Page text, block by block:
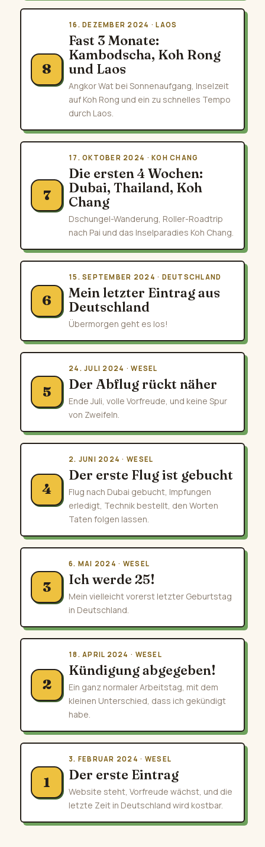
8
16. DEZEMBER 2024 · LAOS
Fast 3 Monate:
Kambodscha, Koh Rong
und Laos
Angkor Wat bei Sonnenaufgang, Inselzeit
auf Koh Rong und ein zu schnelles Tempo
durch Laos.
7
17. OKTOBER 2024 · KOH CHANG
Die ersten 4 Wochen:
Dubai, Thailand, Koh
Chang
Dschungel-Wanderung, Roller-Roadtrip
nach Pai und das Inselparadies Koh Chang.
6
15. SEPTEMBER 2024 · DEUTSCHLAND
Mein letzter Eintrag aus
Deutschland
Übermorgen geht es los!
5
24. JULI 2024 · WESEL
Der Abflug rückt näher
Ende Juli, volle Vorfreude, und keine Spur
von Zweifeln.
4
2. JUNI 2024 · WESEL
Der erste Flug ist gebucht
Flug nach Dubai gebucht, Impfungen
erledigt, Technik bestellt, den Worten
Taten folgen lassen.
3
6. MAI 2024 · WESEL
Ich werde 25!
Mein vielleicht vorerst letzter Geburtstag
in Deutschland.
2
18. APRIL 2024 · WESEL
Kündigung abgegeben!
Ein ganz normaler Arbeitstag, mit dem
kleinen Unterschied, dass ich gekündigt
habe.
1
3. FEBRUAR 2024 · WESEL
Der erste Eintrag
Website steht, Vorfreude wächst, und die
letzte Zeit in Deutschland wird kostbar.